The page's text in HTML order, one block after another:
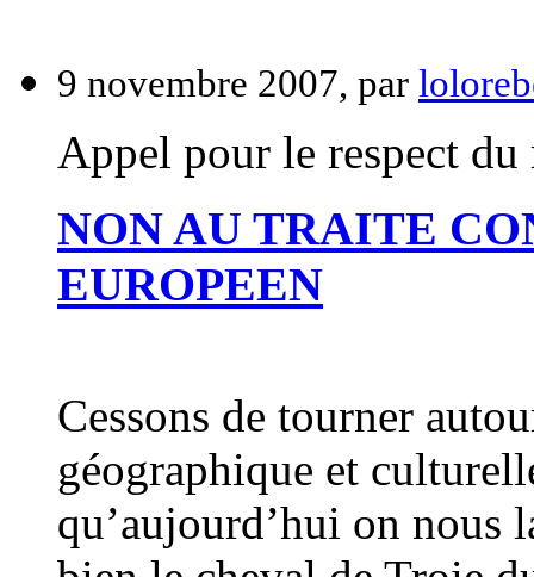
9 novembre 2007, par
Appel pour le respect
NON AU TRAITE
EUROPEEN
Cessons de tourner
géographique et
qu’aujourd’hui on nous